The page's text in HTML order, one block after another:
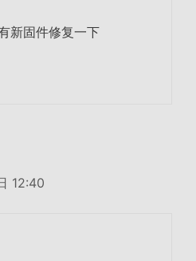
新固件修复一下
12:40